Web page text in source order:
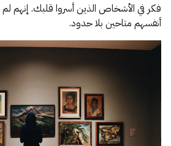
فكر في الأشخاص الذين أسروا قلبك. إنهم لم
أنفسهم متاحين بلا حدود.